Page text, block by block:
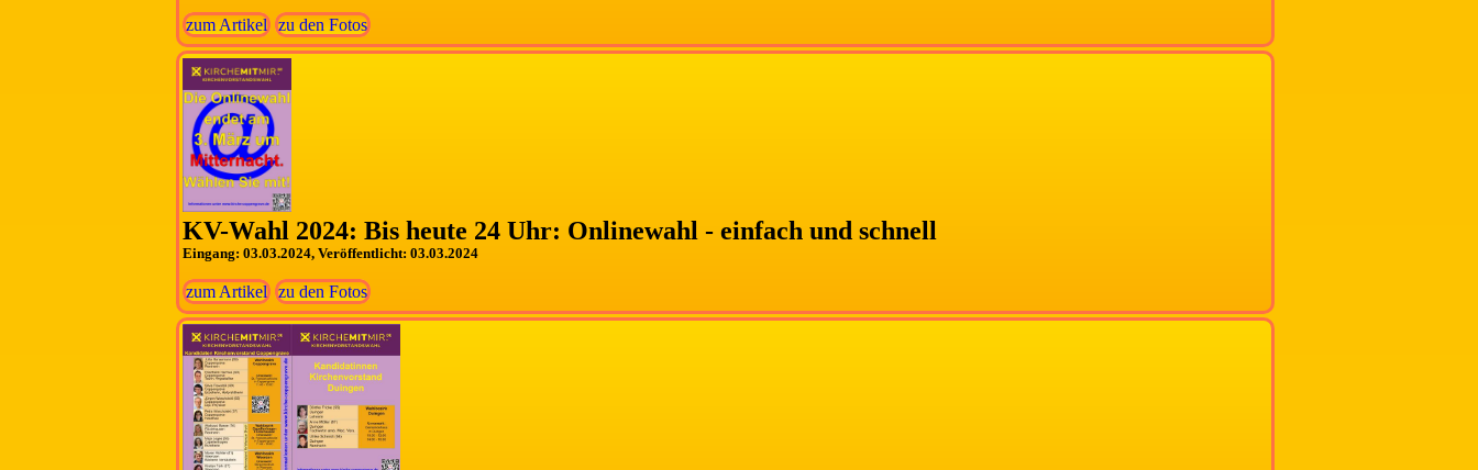
zum Artikel zu den Fotos
KV-Wahl 2024: Bis heute 24 Uhr: Onlinewahl - einfach und schnell
Eingang: 03.03.2024, Veröffentlicht: 03.03.2024
zum Artikel zu den Fotos